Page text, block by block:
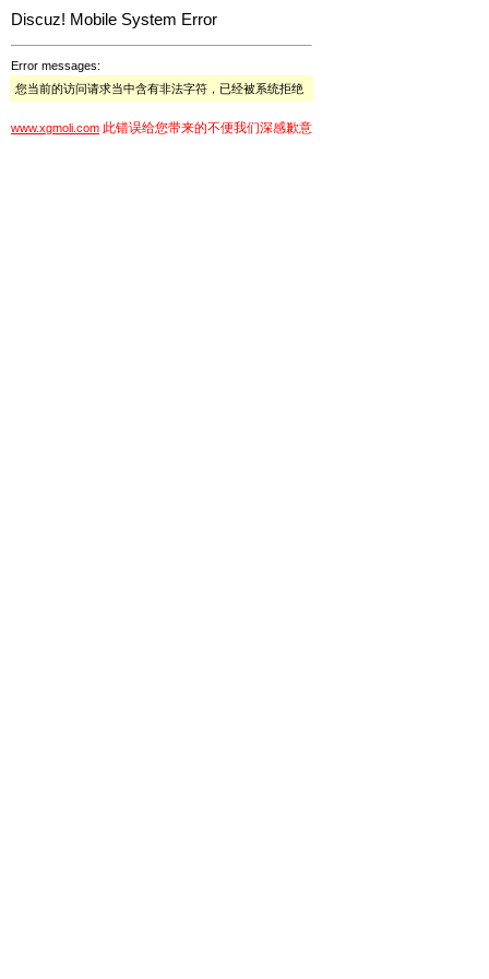
Discuz! Mobile System Error
Error messages:
您当前的访问请求当中含有非法字符，已经被系统拒绝
www.xgmoli.com 此错误给您带来的不便我们深感歉意